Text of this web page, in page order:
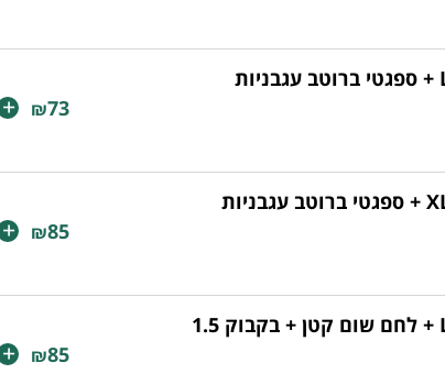
₪73
+
₪85
+
₪85
+